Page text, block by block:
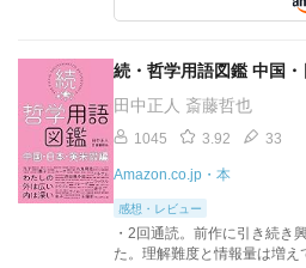
続・哲学用語図鑑 中国
田中正人 斎藤哲也
1045 3.92 33
Amazon.co.jp・本
感想・レビュー
・2回通読。前作に引き続き
た。理解難度と情報量は増え